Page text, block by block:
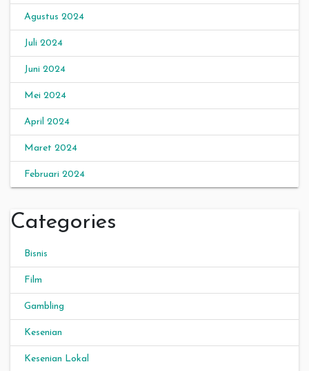
Agustus 2024
Juli 2024
Juni 2024
Mei 2024
April 2024
Maret 2024
Februari 2024
Categories
Bisnis
Film
Gambling
Kesenian
Kesenian Lokal